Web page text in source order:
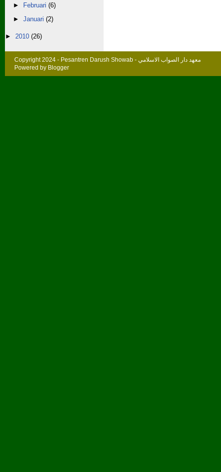
► Februari (6)
► Januari (2)
► 2010 (26)
Copyright 2024 -
Pesantren Darush Showab - معهد دار الصواب الاسلامي
Powered by Blogger